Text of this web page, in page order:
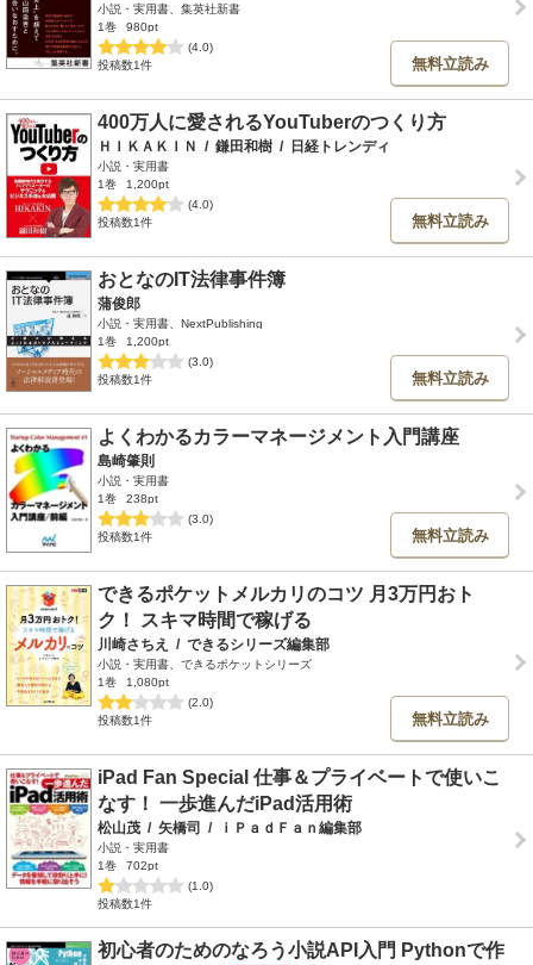
小説・実用書、集英社新書
1巻
980pt
(4.0)
投稿数1件
無料立読み
400万人に愛されるYouTuberのつくり方
ＨＩＫＡＫＩＮ / 鎌田和樹 / 日経トレンディ
小説・実用書
1巻
1,200pt
(4.0)
投稿数1件
無料立読み
おとなのIT法律事件簿
蒲俊郎
小説・実用書、NextPublishing
1巻
1,200pt
(3.0)
投稿数1件
無料立読み
よくわかるカラーマネージメント入門講座
島崎肇則
小説・実用書
1巻
238pt
(3.0)
投稿数1件
無料立読み
できるポケットメルカリのコツ 月3万円おト
ク！ スキマ時間で稼げる
川崎さちえ / できるシリーズ編集部
小説・実用書、できるポケットシリーズ
1巻
1,080pt
(2.0)
投稿数1件
無料立読み
iPad Fan Special 仕事＆プライベートで使いこ
なす！ 一歩進んだiPad活用術
松山茂 / 矢橋司 / ｉＰａｄＦａｎ編集部
小説・実用書
1巻
702pt
(1.0)
投稿数1件
初心者のためのなろう小説API入門 Pythonで作